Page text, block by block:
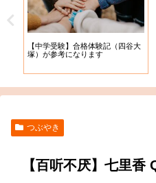
【札幌開成中学】2022年度_追加
入学予定者決定 ♪( ´θ｀)ノ
つぶやき
【百听不厌】七里香